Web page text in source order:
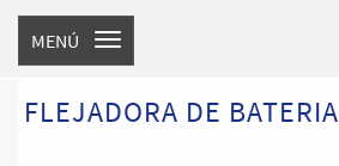
MENÚ
Toggle
navigation
FLEJADORA DE BATERIA